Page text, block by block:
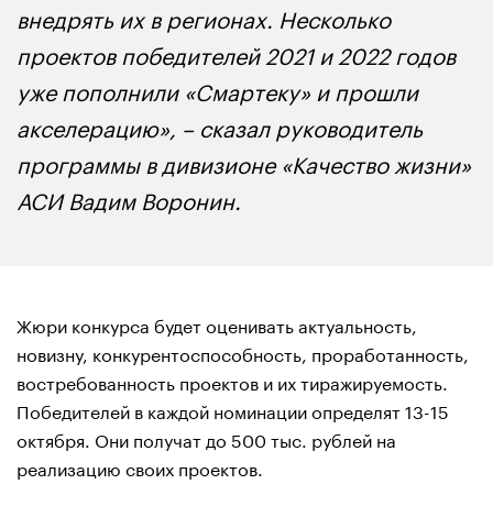
внедрять их в регионах. Несколько
проектов победителей 2021 и 2022 годов
уже пополнили «Смартеку» и прошли
акселерацию», – сказал руководитель
программы в дивизионе «Качество жизни»
АСИ Вадим Воронин.
Жюри конкурса будет оценивать актуальность,
новизну, конкурентоспособность, проработанность,
востребованность проектов и их тиражируемость.
Победителей в каждой номинации определят 13-15
октября. Они получат до 500 тыс. рублей на
реализацию своих проектов.